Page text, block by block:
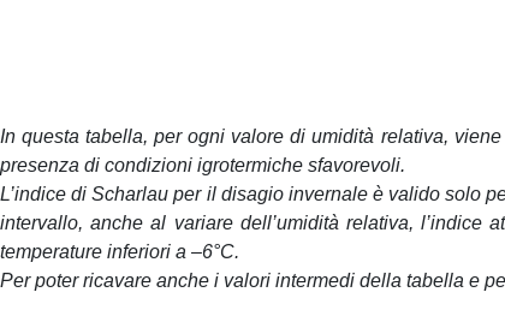
In questa tabella, per ogni valore di umidità relativa,
presenza di condizioni igrotermiche sfavorevoli.
L’indice di Scharlau per il disagio invernale è valido solo
intervallo, anche al variare dell’umidità relativa, l’indice
temperature inferiori a –6°C.
Per poter ricavare anche i valori intermedi della tabella e